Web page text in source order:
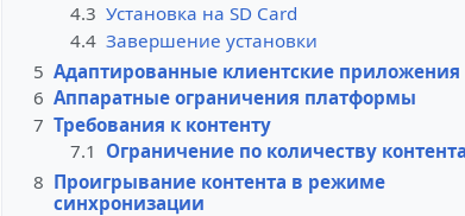
4.3 Установка на SD Card
4.4 Завершение установки
5 Адаптированные клиентские приложения
6 Аппаратные ограничения платформы
7 Требования к контенту
7.1 Ограничение по количеству контента
8 Проигрывание контента в режиме
синхронизации